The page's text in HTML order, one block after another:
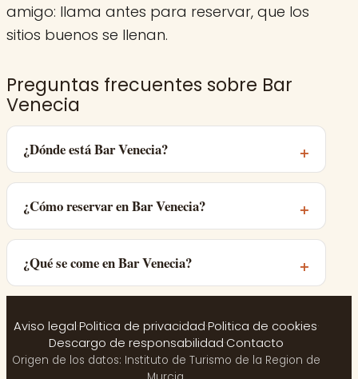
amigo: llama antes para reservar, que los
sitios buenos se llenan.
Preguntas frecuentes sobre Bar
Venecia
¿Dónde está Bar Venecia?
¿Cómo reservar en Bar Venecia?
¿Qué se come en Bar Venecia?
Aviso legal·Politica de privacidad·Politica de cookies·
Descargo de responsabilidad·Contacto
Origen de los datos: Instituto de Turismo de la Region de